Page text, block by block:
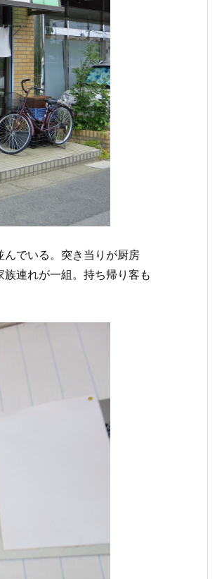
でいる。突き当りが厨房
連れが一組。持ち帰り客も